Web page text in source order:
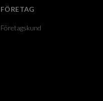
FÖRETAG
Företagskund